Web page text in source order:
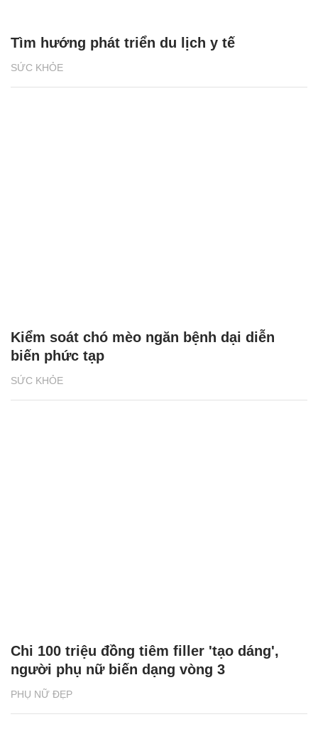
SỨC KHỎE
Tìm hướng phát triển du lịch y tế
SỨC KHỎE
Kiểm soát chó mèo ngăn bệnh dại diễn
biến phức tạp
PHỤ NỮ ĐẸP
Chi 100 triệu đồng tiêm filler 'tạo dáng',
người phụ nữ biến dạng vòng 3